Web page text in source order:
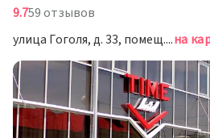
9.759 отзывов
улица Гоголя, д. 33, помещ. 3н, Владивостокна